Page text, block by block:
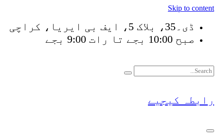
Skip to content
ڈی۔35، بلاک 5، ایف بی ایریا، کراچی
صبح 10:00 بجے تا رات 9:00 بجے
رابطہ کیجیے